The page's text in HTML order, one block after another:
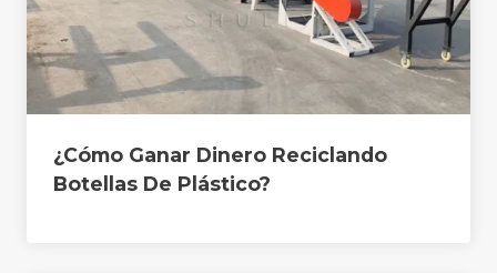
¿Cómo Ganar Dinero Reciclando
Botellas De Plástico?